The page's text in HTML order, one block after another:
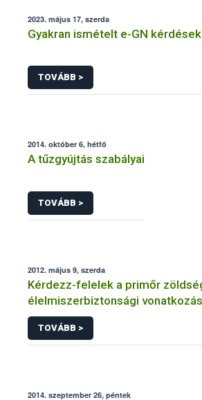
2023. május 17, szerda
Gyakran ismételt e-GN kérdések
TOVÁBB >
2014. október 6, hétfő
A tűzgyújtás szabályai
TOVÁBB >
2012. május 9, szerda
Kérdezz-felelek a primőr
élelmiszerbiztonsági
TOVÁBB >
2014. szeptember 26, péntek